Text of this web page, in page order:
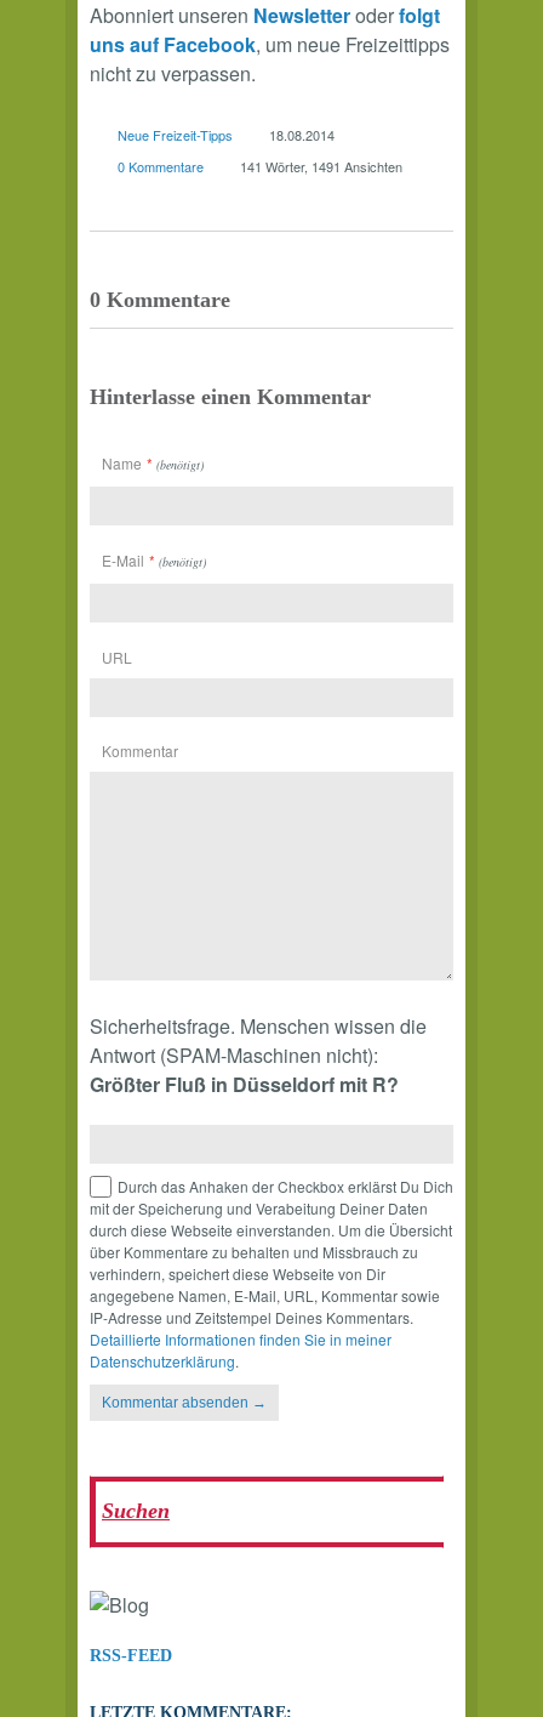
Abonniert unseren Newsletteroderfolgt
uns auf Facebook, um neue Freizeittipps
nicht zu verpassen.
Neue Freizeit-Tipps
18.08.2014
0 Kommentare
141 Wörter, 1491 Ansichten
0 Kommentare
Hinterlasse einen Kommentar
Name * (benötigt)
E-Mail * (benötigt)
URL
Kommentar
Sicherheitsfrage. Menschen wissen die
Antwort (SPAM-Maschinen nicht):
Größter Fluß in Düsseldorf mit R?
Durch das Anhaken der Checkbox erklärst Du Dich
mit der Speicherung und Verabeitung Deiner Daten
durch diese Webseite einverstanden. Um die Übersicht
über Kommentare zu behalten und Missbrauch zu
verhindern, speichert diese Webseite von Dir
angegebene Namen, E-Mail, URL, Kommentar sowie
IP-Adresse und Zeitstempel Deines Kommentars.
Detaillierte Informationen finden Sie in meiner
Datenschutzerklärung.
RSS-FEED
LETZTE KOMMENTARE: